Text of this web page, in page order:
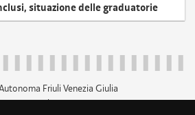
situazione delle graduatorie
Friuli Venezia Giulia
p.iva 00526040324